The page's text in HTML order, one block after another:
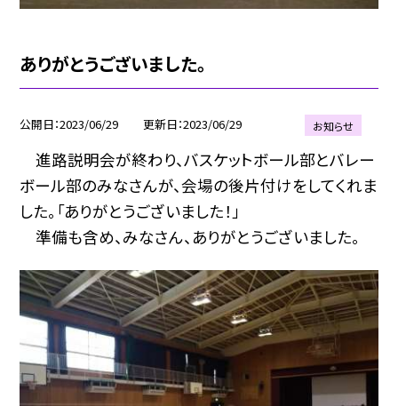
ありがとうございました。
公開日 2023/06/29 更新日 2023/06/29 お知らせ
進路説明会が終わり、バスケットボール部とバレー
ボール部のみなさんが、会場の後片付けをしてくれま
した。「ありがとうございました！」
準備も含め、みなさん、ありがとうございました。